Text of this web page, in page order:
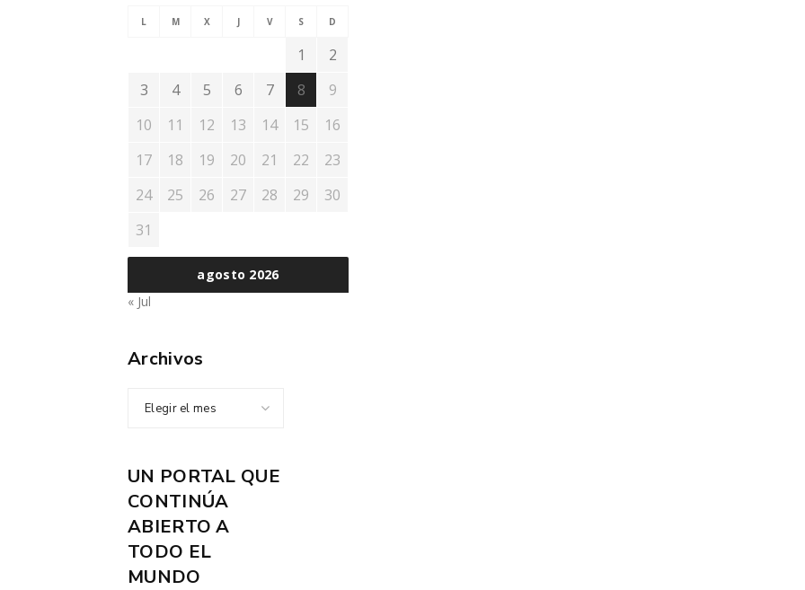
agosto 2026
L M X J V S D
1
2
3
4 5 6 7 8
9
10
11 12 13 14 15
16
17
18 19 20 21 22
23
24
25 26 27 28 29
30
31
« Jul
Archivos
Elegir el mes
UN PORTAL QUE
CONTINÚA
ABIERTO A
TODO EL
MUNDO